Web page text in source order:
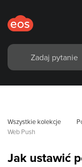
Wszystkie kolekcje
Web Push
Jak ustawić